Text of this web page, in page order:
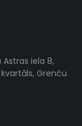
iela 8,
kvartāls, Grenču